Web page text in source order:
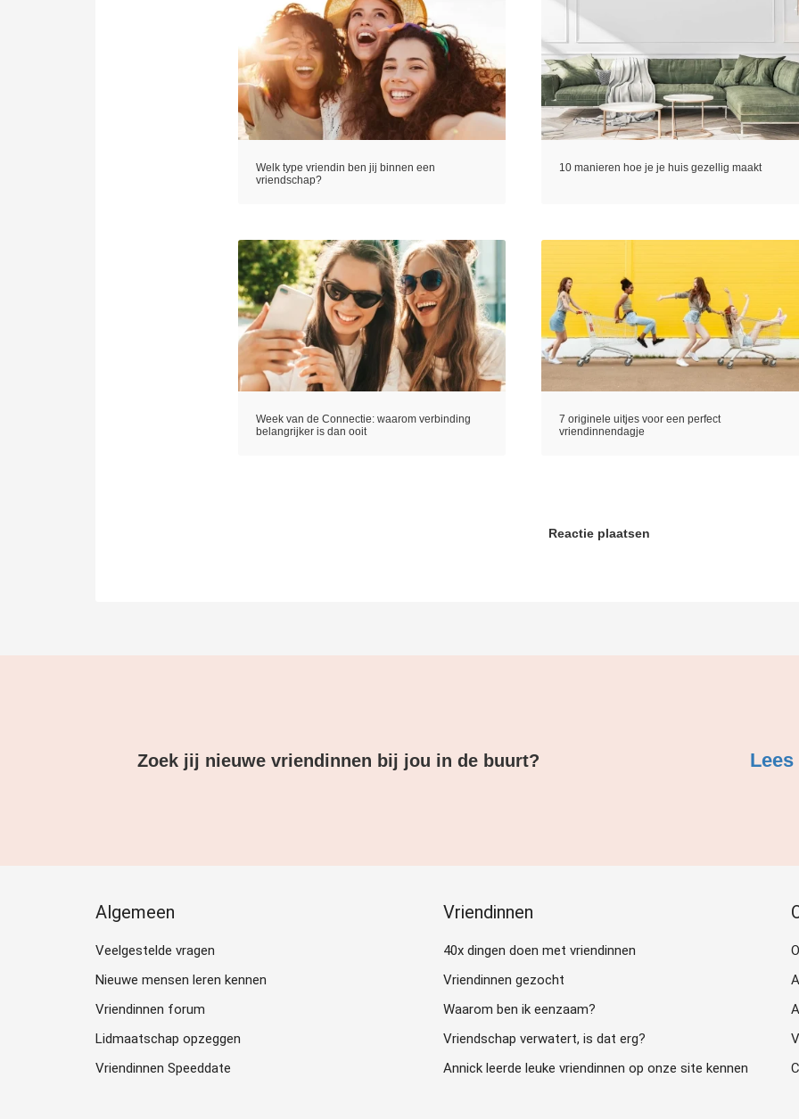
Welk type vriendin ben jij binnen een
vriendschap?
10 manieren hoe je je huis gezellig maakt
Week van de Connectie: waarom verbinding
belangrijker is dan ooit
7 originele uitjes voor een perfect
vriendinnendagje
Reactie plaatsen
Zoek jij nieuwe vriendinnen bij jou in de buurt?
Algemeen
Veelgestelde vragen
Nieuwe mensen leren kennen
Vriendinnen forum
Lidmaatschap opzeggen
Vriendinnen Speeddate
Vriendinnen
40x dingen doen met vriendinnen
Vriendinnen gezocht
Waarom ben ik eenzaam?
Vriendschap verwatert, is dat erg?
Annick leerde leuke vriendinnen op onze site kennen